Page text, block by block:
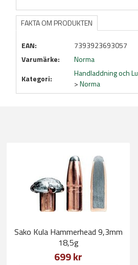
FAKTA OM PRODUKTEN
EAN:
7393923693057
Varumärke:
Norma
Kategori:
Handladdning och
>Norma
Sako Kula Hammerhead 9,3mm
18,5g
699 kr